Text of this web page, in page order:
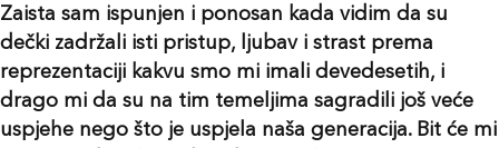
Zaista sam ispunjen i ponosan kada vidim da su
dečki zadržali isti pristup, ljubav i strast prema
reprezentaciji kakvu smo mi imali devedesetih, i
drago mi da su na tim temeljima sagradili još veće
uspjehe nego što je uspjela naša generacija. Bit će mi